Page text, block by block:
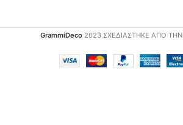
GrammiDeco 2023 ΣΧΕΔΙΑΣΤΗΚΕ ΑΠΟ ΤΗΝ